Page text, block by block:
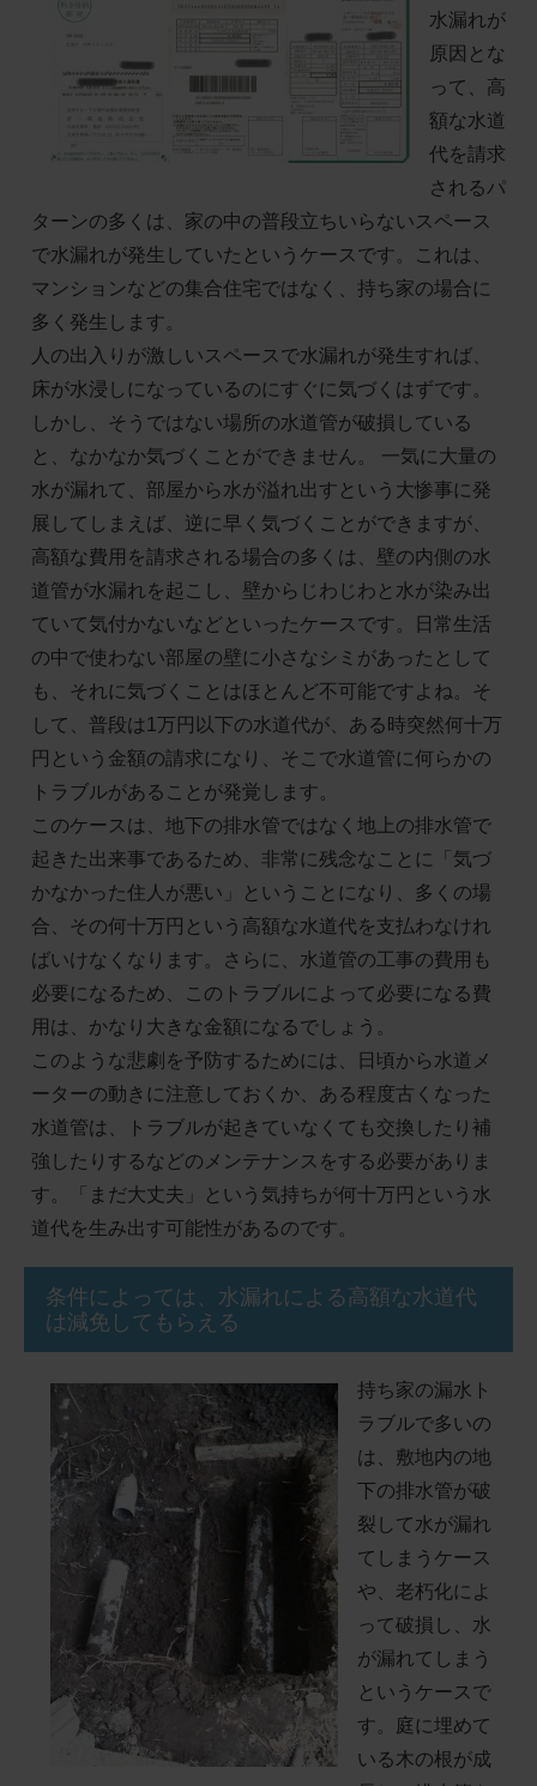
水漏れが
原因とな
って、高
額な水道
代を請求
されるパ
ターンの多くは、家の中の普段立ちいらないスペース
で水漏れが発生していたというケースです。これは、
マンションなどの集合住宅ではなく、持ち家の場合に
多く発生します。
人の出入りが激しいスペースで水漏れが発生すれば、
床が水浸しになっているのにすぐに気づくはずです。
しかし、そうではない場所の水道管が破損している
と、なかなか気づくことができません。 一気に大量の
水が漏れて、部屋から水が溢れ出すという大惨事に発
展してしまえば、逆に早く気づくことができますが、
高額な費用を請求される場合の多くは、壁の内側の水
道管が水漏れを起こし、壁からじわじわと水が染み出
ていて気付かないなどといったケースです。日常生活
の中で使わない部屋の壁に小さなシミがあったとして
も、それに気づくことはほとんど不可能ですよね。そ
して、普段は1万円以下の水道代が、ある時突然何十万
円という金額の請求になり、そこで水道管に何らかの
トラブルがあることが発覚します。
このケースは、地下の排水管ではなく地上の排水管で
起きた出来事であるため、非常に残念なことに「気づ
かなかった住人が悪い」ということになり、多くの場
合、その何十万円という高額な水道代を支払わなけれ
ばいけなくなります。さらに、水道管の工事の費用も
必要になるため、このトラブルによって必要になる費
用は、かなり大きな金額になるでしょう。
このような悲劇を予防するためには、日頃から水道メ
ーターの動きに注意しておくか、ある程度古くなった
水道管は、トラブルが起きていなくても交換したり補
強したりするなどのメンテナンスをする必要がありま
す。「まだ大丈夫」という気持ちが何十万円という水
道代を生み出す可能性があるのです。
条件によっては、水漏れによる高額な水道代
は減免してもらえる
持ち家の漏水ト
ラブルで多いの
は、敷地内の地
下の排水管が破
裂して水が漏れ
てしまうケース
や、老朽化によ
って破損し、水
が漏れてしまう
というケースで
す。庭に埋めて
いる木の根が成